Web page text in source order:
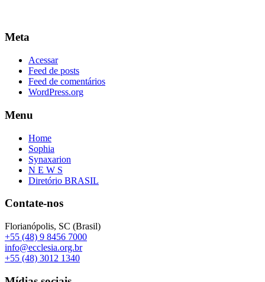
Meta
Acessar
Feed de posts
Feed de comentários
WordPress.org
Menu
Home
Sophia
Synaxarion
N E W S
Diretório BRASIL
Contate-nos
Florianópolis, SC (Brasil)
+55 (48) 9 8456 7000
info@ecclesia.org.br
+55 (48) 3012 1340